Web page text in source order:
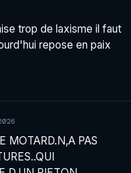
trop de laxisme il faut
repose en paix
MOTARD.N,A PAS